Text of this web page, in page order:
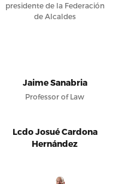
presidente de la Federación
de Alcaldes
Jaime Sanabria
Professor of Law
Lcdo Josué Cardona
Hernández